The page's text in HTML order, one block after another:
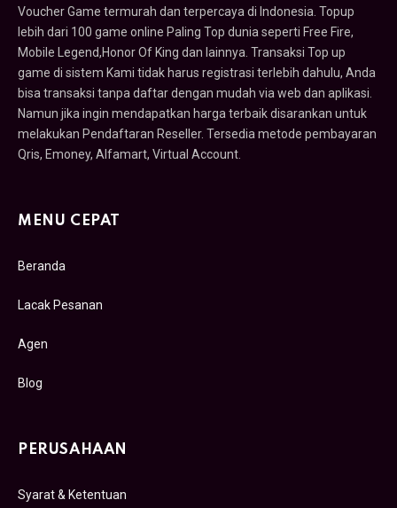
Voucher Game termurah dan terpercaya di Indonesia. Topup
lebih dari 100 game online Paling Top dunia seperti Free Fire,
Mobile Legend,Honor Of King dan lainnya. Transaksi Top up
game di sistem Kami tidak harus registrasi terlebih dahulu, Anda
bisa transaksi tanpa daftar dengan mudah via web dan aplikasi.
Namun jika ingin mendapatkan harga terbaik disarankan untuk
melakukan Pendaftaran Reseller. Tersedia metode pembayaran
Qris, Emoney, Alfamart, Virtual Account.
MENU CEPAT
Beranda
Lacak Pesanan
Agen
Blog
PERUSAHAAN
Syarat & Ketentuan